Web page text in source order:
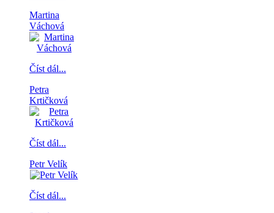
Martina
Váchová
Číst dál...
Petra
Krtičková
Číst dál...
Petr Velík
Číst dál...